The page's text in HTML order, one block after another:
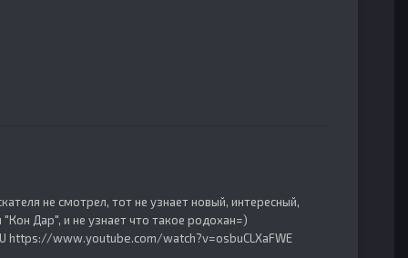
не смотрел, тот не узнает новый, интересный,
Дар", и не узнает что такое родохан=)
www.youtube.com/watch?v=osbuCLXaFWE